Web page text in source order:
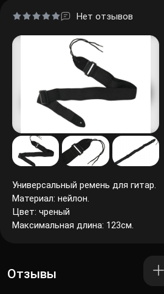
Нет отзывов
Универсальный ремень для гитар.
Материал: нейлон.
Цвет: чреный
Максимальная длина: 123см.
Отзывы